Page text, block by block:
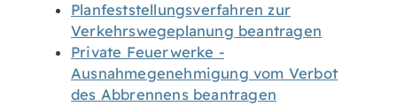
Planfeststellungsverfahren zur
Verkehrswegeplanung beantragen
Private Feuerwerke -
Ausnahmegenehmigung vom Verbot
des Abbrennens beantragen